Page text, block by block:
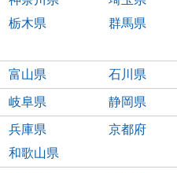
栃木県
群馬県
富山県 石川県
岐阜県 静岡県
兵庫県 京都府
和歌山県